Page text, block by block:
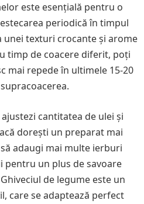
este esențială pentru o
periodică în timpul
unei texturi crocante și arome
timp de coacere diferit, poți
mai repede în ultimele 15-20
cantitatea de ulei și
dorești un preparat mai
adaugi mai multe ierburi
pentru un plus de savoare
de legume este un
care se adaptează perfect